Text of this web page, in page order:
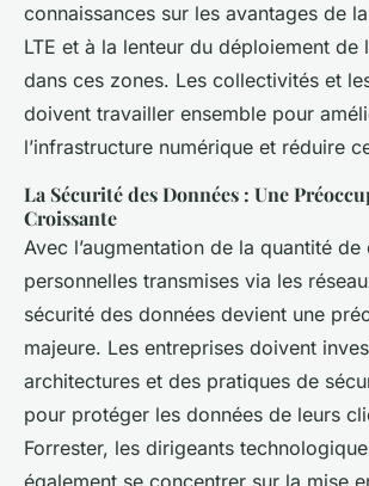
connaissances sur les avantages de
LTE et à la lenteur du déploiement
dans ces zones. Les collectivités et
doivent travailler ensemble pour
l’infrastructure numérique et réduire
La Sécurité des Données : Une
Croissante
Avec l’augmentation de la quantité de
personnelles transmises via les
sécurité des données devient une
majeure. Les entreprises doivent
architectures et des pratiques de
pour protéger les données de leurs
Forrester, les dirigeants